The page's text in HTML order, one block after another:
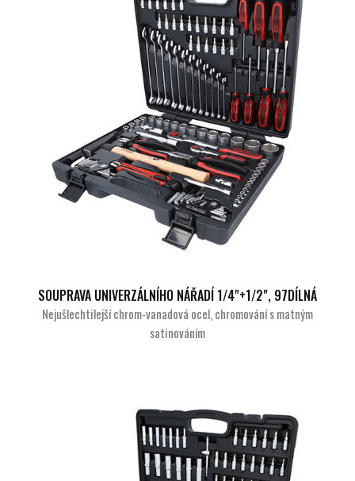
SOUPRAVA UNIVERZÁLNÍHO NÁŘADÍ 1/4"+1/2", 97DÍLNÁ
Nejušlechtilejší chrom-vanadová ocel, chromování s matným
satinováním